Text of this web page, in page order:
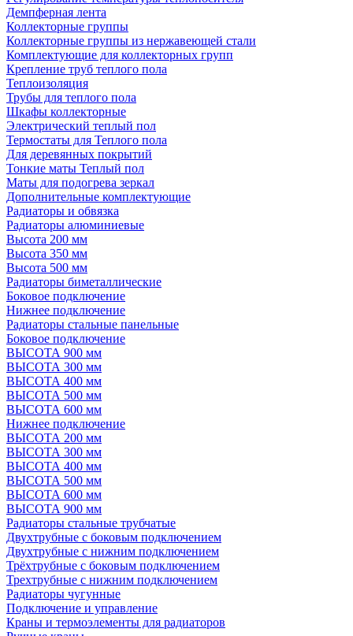
Демпферная лента
Коллекторные группы
Коллекторные группы из нержавеющей стали
Комплектующие для коллекторных групп
Крепление труб теплого пола
Теплоизоляция
Трубы для теплого пола
Шкафы коллекторные
Электрический теплый пол
Термостаты для Теплого пола
Для деревянных покрытий
Тонкие маты Теплый пол
Маты для подогрева зеркал
Дополнительные комплектующие
Радиаторы и обвязка
Радиаторы алюминиевые
Высота 200 мм
Высота 350 мм
Высота 500 мм
Радиаторы биметаллические
Боковое подключение
Нижнее подключение
Радиаторы стальные панельные
Боковое подключение
ВЫСОТА 900 мм
ВЫСОТА 300 мм
ВЫСОТА 400 мм
ВЫСОТА 500 мм
ВЫСОТА 600 мм
Нижнее подключение
ВЫСОТА 200 мм
ВЫСОТА 300 мм
ВЫСОТА 400 мм
ВЫСОТА 500 мм
ВЫСОТА 600 мм
ВЫСОТА 900 мм
Радиаторы стальные трубчатые
Двухтрубные с боковым подключением
Двухтрубные с нижним подключением
Трёхтрубные с боковым подключением
Трехтрубные с нижним подключением
Радиаторы чугунные
Подключение и управление
Краны и термоэлементы для радиаторов